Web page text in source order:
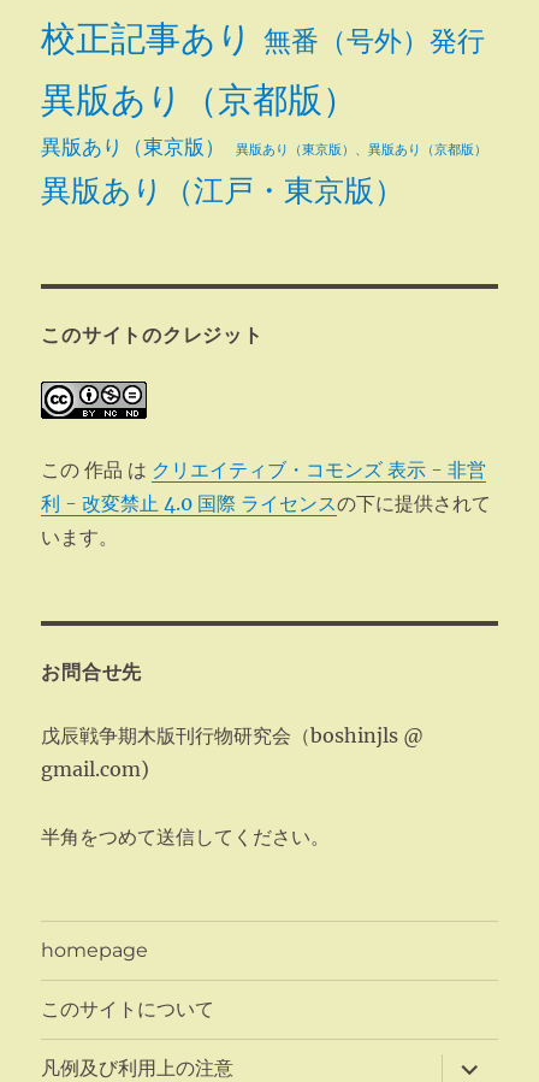
校正記事あり 無番（号外）発行
異版あり（京都版）
異版あり（東京版） 異版あり（東京版）、異版あり（京都版）
異版あり（江戸・東京版）
このサイトのクレジット
この 作品 は クリエイティブ・コモンズ 表示 - 非営
利 - 改変禁止 4.0 国際 ライセンスの下に提供されて
います。
お問合せ先
戊辰戦争期木版刊行物研究会（boshinjls @
gmail.com)
半角をつめて送信してください。
homepage
このサイトについて
凡例及び利用上の注意
サ